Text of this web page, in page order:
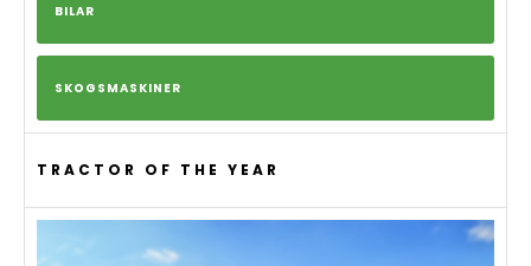
BILAR
SKOGSMASKINER
TRACTOR OF THE YEAR